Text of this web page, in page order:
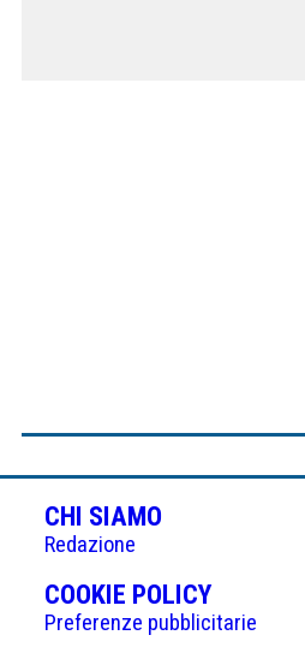
CHI SIAMO
Redazione
COOKIE POLICY(APRE
IN
Preferenze pubblicitarie